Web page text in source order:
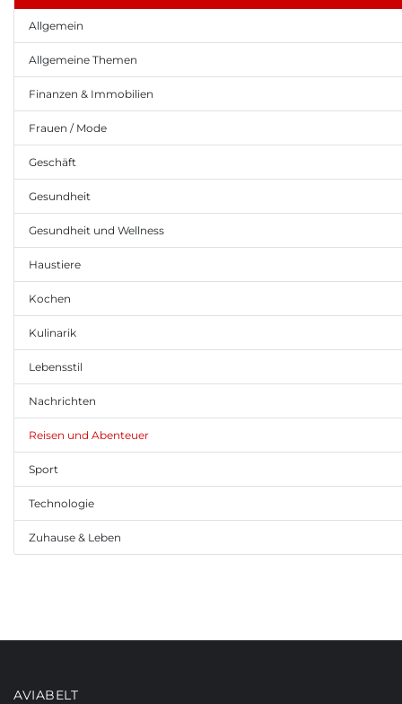
Allgemein
Allgemeine Themen
Finanzen & Immobilien
Frauen / Mode
Geschäft
Gesundheit
Gesundheit und Wellness
Haustiere
Kochen
Kulinarik
Lebensstil
Nachrichten
Reisen und Abenteuer
Sport
Technologie
Zuhause & Leben
AVIABELT